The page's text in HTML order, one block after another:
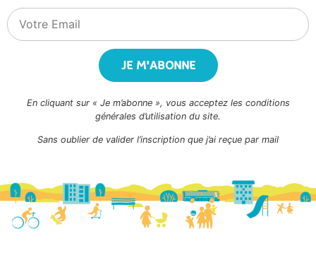
JE M'ABONNE
En cliquant sur « Je m’abonne », vous acceptez les conditions
générales d’utilisation du site.
Sans oublier de valider l’inscription que j’ai reçue par mail